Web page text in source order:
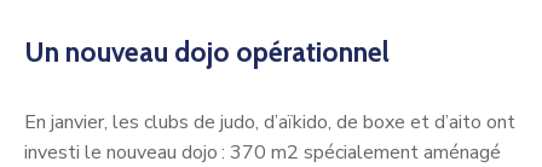
Un nouveau dojo opérationnel
En janvier, les clubs de judo, d’aïkido, de boxe et d’aito ont
investi le nouveau dojo : 370 m2 spécialement aménagé